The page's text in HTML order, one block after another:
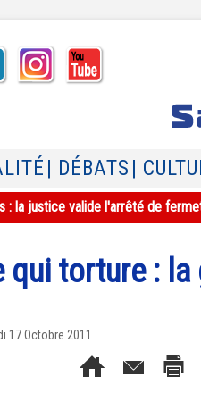
| DÉBATS |
: la justice valide l'arrêté de
qui torture : la
17 Octobre 2011